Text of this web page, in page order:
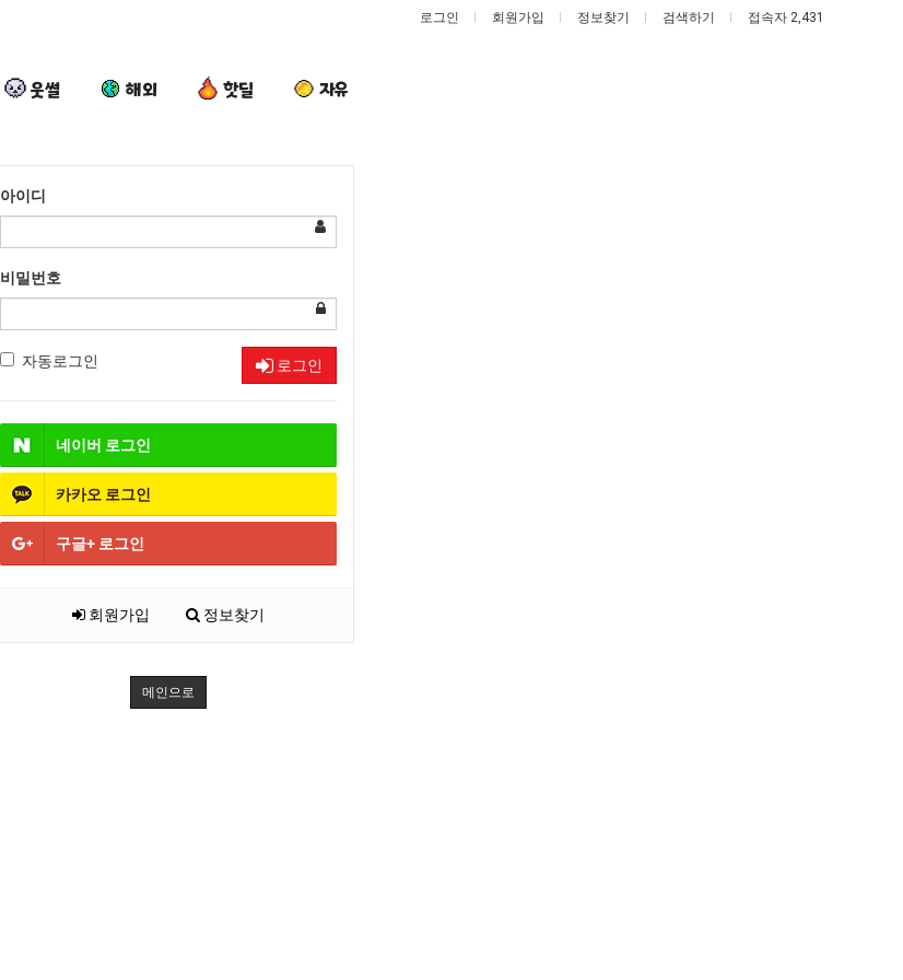
로그인 회원가입 정보찾기 검색하기 접속자 2,431
웃썰 해외 핫딜 자유
아이디
비밀번호
자동로그인 로그인
네이버 로그인
카카오 로그인
구글+ 로그인
회원가입 정보찾기
메인으로